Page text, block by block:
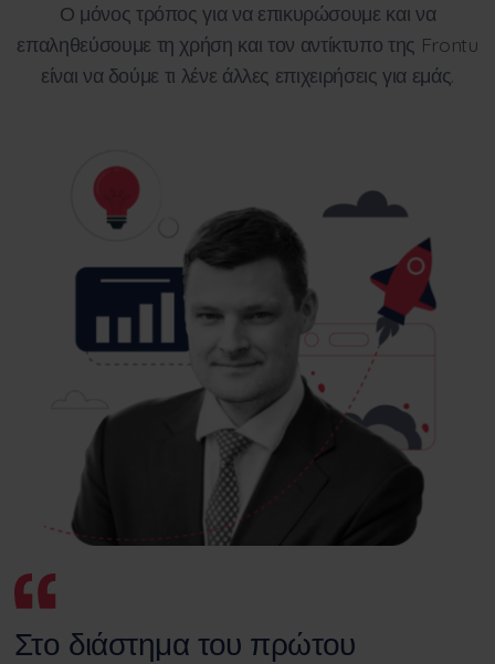
Ο μόνος τρόπος για να επικυρώσουμε και να
επαληθεύσουμε τη χρήση και τον αντίκτυπο της Frontu
είναι να δούμε τι λένε άλλες επιχειρήσεις για εμάς.
Στο διάστημα του πρώτου